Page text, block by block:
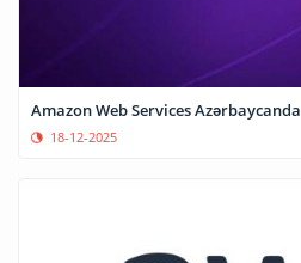
Amazon Web Services Azərbaycanda
18-12-2025